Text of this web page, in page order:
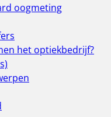
oogmeting
het optiekbedrijf?